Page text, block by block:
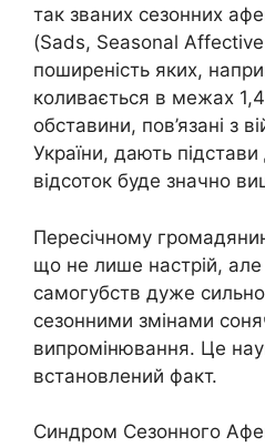
так званих сезонних
(Sads, Seasonal
поширеність яких,
коливається в межах
обставини, пов’язані з
України, дають
відсоток буде значно
Пересічному
що не лише настрій, але
самогубств дуже сильно
сезонними змінами
випромінювання. Це
встановлений факт.
Синдром Сезонного